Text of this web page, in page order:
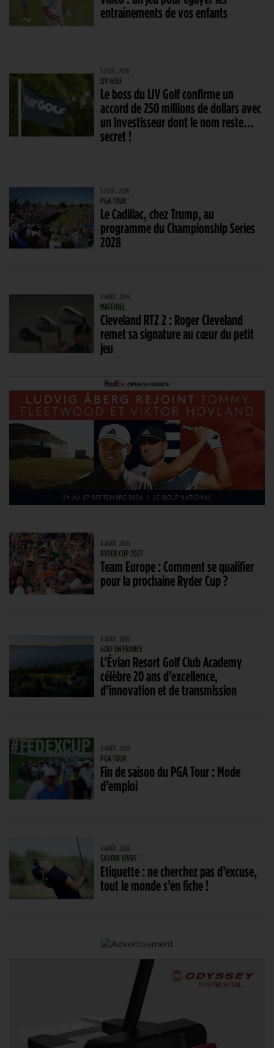
entraînements de vos enfants
5 AOÛT. 2026
LIV GOLF
Le boss du LIV Golf confirme un
accord de 250 millions de dollars avec
un investisseur dont le nom reste…
secret !
5 AOÛT. 2026
PGA TOUR
Le Cadillac, chez Trump, au
programme du Championship Series
2028
4 AOÛT. 2026
MATÉRIEL
Cleveland RTZ 2 : Roger Cleveland
remet sa signature au cœur du petit
jeu
4 AOÛT. 2026
RYDER CUP 2027
Team Europe : Comment se qualifier
pour la prochaine Ryder Cup ?
4 AOÛT. 2026
GOLF EN FRANCE
L’Évian Resort Golf Club Academy
célèbre 20 ans d’excellence,
d’innovation et de transmission
4 AOÛT. 2026
PGA TOUR
Fin de saison du PGA Tour : Mode
d’emploi
4 AOÛT. 2026
SAVOIR VIVRE
Etiquette : ne cherchez pas d’excuse,
tout le monde s’en fiche !